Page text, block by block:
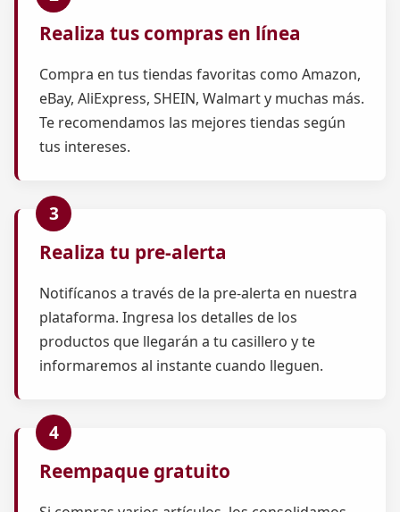
Realiza tus compras en línea
Compra en tus tiendas favoritas como Amazon,
eBay, AliExpress, SHEIN, Walmart y muchas más.
Te recomendamos las mejores tiendas según
tus intereses.
Realiza tu pre-alerta
Notifícanos a través de la pre-alerta en nuestra
plataforma. Ingresa los detalles de los
productos que llegarán a tu casillero y te
informaremos al instante cuando lleguen.
Reempaque gratuito